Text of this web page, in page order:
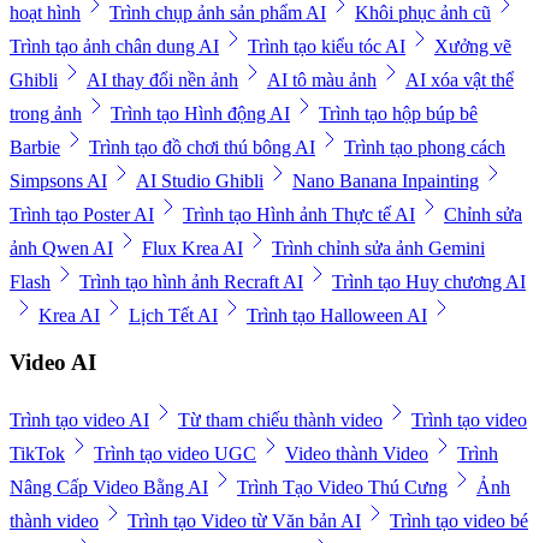
hoạt hình
Trình chụp ảnh sản phẩm AI
Khôi phục ảnh cũ
Trình tạo ảnh chân dung AI
Trình tạo kiểu tóc AI
Xưởng vẽ
Ghibli
AI thay đổi nền ảnh AI tô màu ảnh
AI xóa vật thể
trong ảnh
Trình tạo Hình động AI
Trình tạo hộp búp bê
Barbie
Trình tạo đồ chơi thú bông AI
Trình tạo phong cách
Simpsons AI
AI Studio Ghibli
Nano Banana Inpainting
Trình tạo Poster AI
Trình tạo Hình ảnh Thực tế AI
Chỉnh sửa
ảnh Qwen AI
Flux Krea AI
Trình chỉnh sửa ảnh Gemini
Flash
Trình tạo hình ảnh Recraft AI
Trình tạo Huy chương AI
Krea AI
Lịch Tết AI Trình tạo Halloween AI
Video AI
Trình tạo video AI Từ tham chiếu thành video
Trình tạo video
TikTok
Trình tạo video UGC Video thành Video
Trình
Nâng Cấp Video Bằng AI
Trình Tạo Video Thú Cưng
Ảnh
thành video
Trình tạo Video từ Văn bản AI
Trình tạo video bé